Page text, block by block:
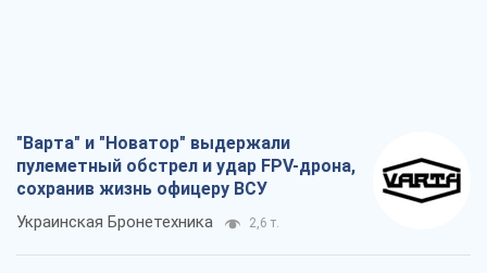
"Варта" и "Новатор" выдержали
пулеметный обстрел и удар FPV-дрона,
сохранив жизнь офицеру ВСУ
Украинская Бронетехника 2,6 т.